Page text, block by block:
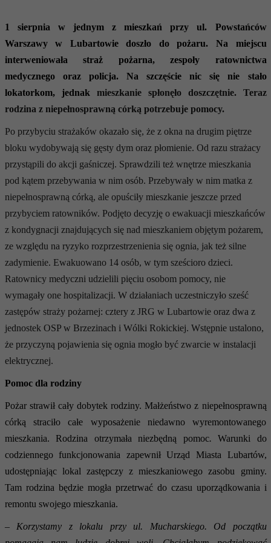
1 sierpnia w jednym z mieszkań przy ul. Powstańców
Warszawy w Lubartowie doszło do pożaru. Na miejscu
interweniowała straż pożarna, zespoły ratownictwa
medycznego oraz policja. Na szczęście nic się nie stało
lokatorkom, jednak mieszkanie spłonęło doszczętnie. Teraz
rodzina z niepełnosprawną córką potrzebuje pomocy.
Po przybyciu strażaków okazało się, że z okna na drugim piętrze
bloku wydobywają się gęsty dym oraz płomienie. Od razu strażacy
przystąpili do akcji gaśniczej. Sprawdzili też wnętrze mieszkania
pod kątem przebywania w nim osób. Przebywały w nim matka z
niepełnosprawną córką, ale opuściły mieszkanie jeszcze przed
przybyciem ratowników. Podjęto decyzję o ewakuacji mieszkańców
z kondygnacji znajdujących się nad mieszkaniem objętym pożarem,
ze względu na ryzyko rozprzestrzenienia się ognia, jak też silne
zadymienie. Ewakuowano 14 osób, w tym sześcioro dzieci.
Ratownicy medyczni udzielili pięciu osobom pomocy, nie
wymagały one hospitalizacji. W działaniach uczestniczyło sześć
zastępów straży pożarnej: cztery z JRG w Lubartowie oraz dwa z
jednostek OSP w Brzezinach i Wólki Rokickiej. Wstępnie ustalono,
że przyczyną pojawienia się ognia mogło być zwarcie w instalacji
elektrycznej.
Pomoc dla rodziny
Pożar strawił cały dobytek rodziny. Małżeństwo z niepełnosprawną
córką straciło całe wyposażenie niedawno wyremontowanego
mieszkania. Rodzina otrzymała niezbędną pomoc. Warunki do
codziennego funkcjonowania zapewnił Urząd Miasta Lubartów,
udostępniając lokal zastępczy z mieszkaniowego zasobu gminy.
Tam rodzina będzie mogła przetrwać do czasu uporządkowania i
remontu swojego mieszkania.
– Korzystamy z lokalu przy ul. Mucharskiego. Od początku